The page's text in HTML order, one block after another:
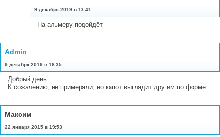
9 декабря 2019 в 13:41
На альмеру подойдёт
Admin
9 декабря 2019 в 18:35
Добрый день.
К сожалению, не примеряли, но капот выглядит другим по форме.
Максим
22 января 2015 в 19:53